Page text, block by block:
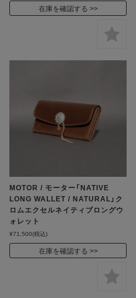
在庫を確認する
MOTOR / モーター「NATIVE
LONG WALLET / NATURAL」ク
ロムエクセルネイティブロングウ
ォレット
¥71,500(税込)
在庫を確認する